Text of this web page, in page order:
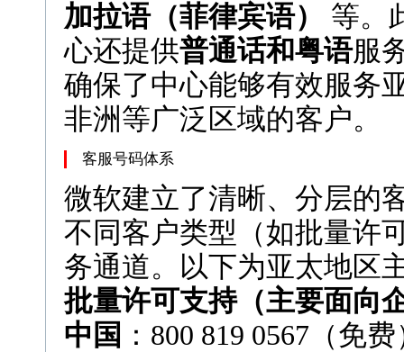
加拉语（菲律宾语）
等。
心还提供普通话和粤语服
确保了中心能够有效服务
非洲等广泛区域的客户。
客服号码体系
微软建立了清晰、分层的
不同客户类型（如批量许
务通道。以下为亚太地区
批量许可支持（主要面向
中国 ：800 819 0567（免